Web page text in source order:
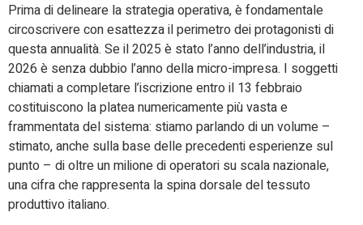
Prima di delineare la strategia operativa, è fondamentale
circoscrivere con esattezza il perimetro dei protagonisti di
questa annualità. Se il 2025 è stato l’anno dell’industria, il
2026 è senza dubbio l’anno della micro-impresa. I soggetti
chiamati a completare l’iscrizione entro il 13 febbraio
costituiscono la platea numericamente più vasta e
frammentata del sistema: stiamo parlando di un volume –
stimato, anche sulla base delle precedenti esperienze sul
punto – di oltre un milione di operatori su scala nazionale,
una cifra che rappresenta la spina dorsale del tessuto
produttivo italiano.